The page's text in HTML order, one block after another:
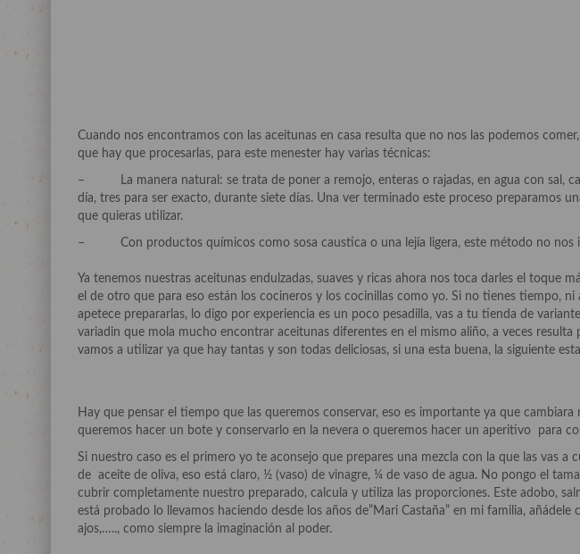
Cuando nos encontramos con las aceitunas en casa resulta que no nos las podemos
que hay que procesarlas, para este menester hay varias técnicas:
– La manera natural: se trata de poner a remojo, enteras o rajadas, en agua con sal,
día, tres para ser exacto, durante siete días. Una ver terminado este proceso preparamos
que quieras utilizar.
– Con productos químicos como sosa caustica o una lejía ligera, este método no nos
Ya tenemos nuestras aceitunas endulzadas, suaves y ricas ahora nos toca darles el toque
el de otro que para eso están los cocineros y los cocinillas como yo. Si no tienes tiempo,
apetece prepararlas, lo digo por experiencia es un poco pesadilla, vas a tu tienda de
variadin que mola mucho encontrar aceitunas diferentes en el mismo aliño, a veces resulta
vamos a utilizar ya que hay tantas y son todas deliciosas, si una esta buena, la siguiente
Hay que pensar el tiempo que las queremos conservar, eso es importante ya que
queremos hacer un bote y conservarlo en la nevera o queremos hacer un aperitivo para
Si nuestro caso es el primero yo te aconsejo que prepares una mezcla con la que las vas a
de aceite de oliva, eso está claro, ½ (vaso) de vinagre, ¼ de vaso de agua. No pongo el
cubrir completamente nuestro preparado, calcula y utiliza las proporciones. Este adobo,
está probado lo llevamos haciendo desde los años de”Mari Castaña” en mi familia,
ajos,….., como siempre la imaginación al poder.